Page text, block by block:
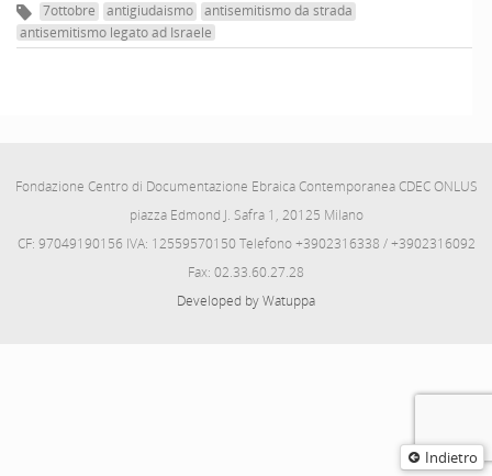
Indietro
7ottobre antigiudaismo
antisemitismo da strada
antisemitismo legato ad Israele
Fondazione Centro di Documentazione Ebraica Contemporanea CDEC ONLUS
piazza Edmond J. Safra 1, 20125 Milano
CF: 97049190156 IVA: 12559570150 Telefono +3902316338 / +3902316092
Fax: 02.33.60.27.28
Developed by Watuppa